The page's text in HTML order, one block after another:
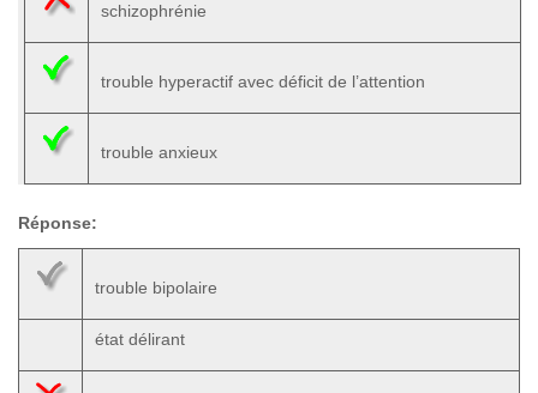
schizophrénie
trouble hyperactif avec déficit de l’attention
trouble anxieux
Réponse:
trouble bipolaire
état délirant